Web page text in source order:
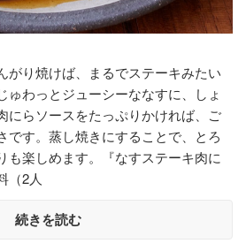
がり焼けば、まるでステーキみたい
ゅわっとジューシーななすに、しょ
にらソースをたっぷりかければ、ご
です。蒸し焼きにすることで、とろ
も楽しめます。『なすステーキ肉に
（2人
続きを読む